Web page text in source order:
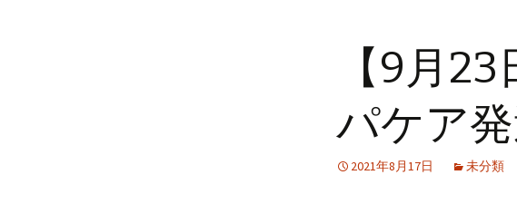
【9月
パケア
2021年8月17日 未分類